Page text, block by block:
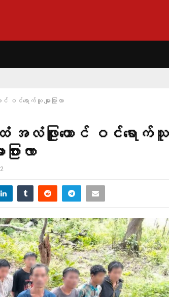
ရောက်သူ များပြားလာ
အလံဖြူထောင် ဝင်ရောက်သူ
းပြားလာ